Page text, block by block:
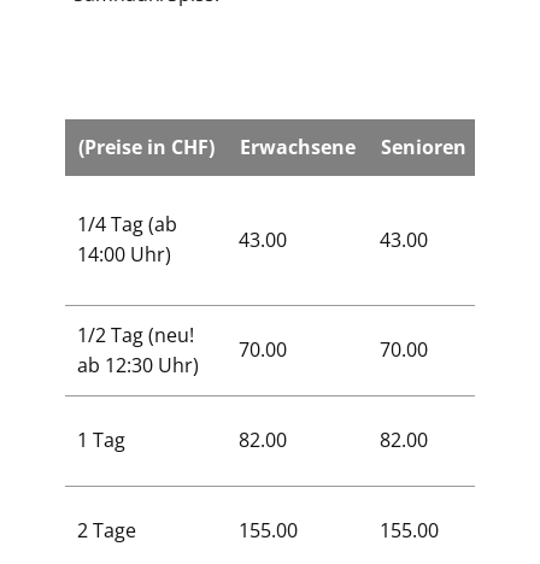
(Preise in CHF) Erwachsene Senioren
1/4 Tag (ab
14:00 Uhr)
43.00 43.00
1/2 Tag (neu!
ab 12:30 Uhr)
70.00 70.00
1 Tag 82.00 82.00
2 Tage 155.00 155.00